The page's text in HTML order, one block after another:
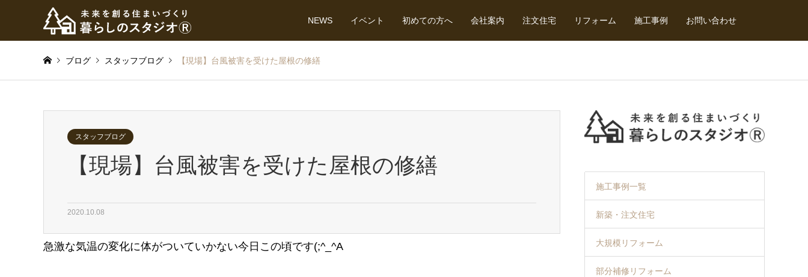
NEWS イベント 初めての方へ 会社案内 注文住宅 リフォーム 施工事例 お問い合わせ
ブログ スタッフブログ 【現場】台風被害を受けた屋根の修繕
スタッフブログ
【現場】台風被害を受けた屋根の修繕
2020.10.08
急激な気温の変化に体がついていかない今日この頃です(;^_^A
施工事例一覧
新築・注文住宅
大規模リフォーム
部分補修リフォーム